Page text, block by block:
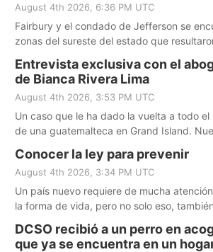
August 4th 2026, 6:36 PM UTC
Fairbury y el condado de Jefferson se
zonas del sureste del estado que
Entrevista exclusiva con el
de Bianca Rivera Lima
August 4th 2026, 3:53 PM UTC
Un caso que le ha dado la vuelta a todo el
de una guatemalteca en Grand Island.
abogado y aquí está su historia.
Conocer la ley para prevenir
August 4th 2026, 3:34 PM UTC
Un país nuevo requiere de mucha
la forma de vida, pero no solo eso,
comparte información primordial.
DCSO recibió a un perro en
que ya se encuentra en un